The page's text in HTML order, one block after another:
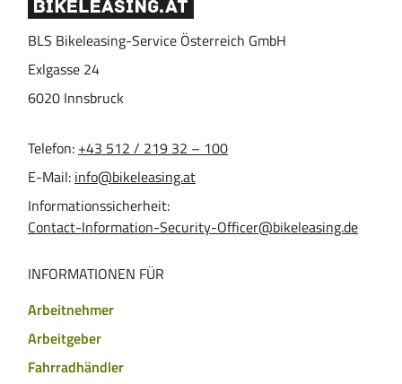
BLS Bikeleasing-Service Österreich GmbH
Exlgasse 24
6020 Innsbruck
Telefon: +43 512 / 219 32 – 100
E-Mail: info@bikeleasing.at
Informationssicherheit:
Contact-Information-Security-Officer@bikeleasing.de
INFORMATIONEN FÜR
Arbeitnehmer
Arbeitgeber
Fahrradhändler